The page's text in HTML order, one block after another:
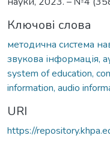
Ключові слова
методична система
звукова інформація,
system of education,
information, audio
URI
https://